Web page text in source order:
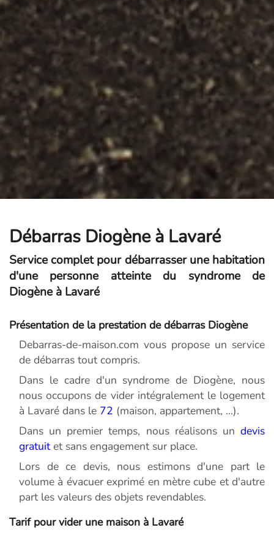
Débarras Diogène à Lavaré
Service complet pour débarrasser une habitation
d'une personne atteinte du syndrome de
Diogène à Lavaré
Présentation de la prestation de débarras Diogène
Debarras-de-maison.com vous propose un service
de débarras tout compris.
Dans le cadre d'un syndrome de Diogène, nous
nous occupons de vider intégralement le logement
à Lavaré dans le 72 (maison, appartement, ...).
Dans un premier temps, nous réalisons un devis
gratuitet sans engagement sur place.
Lors de ce devis, nous estimons d'une part le
volume à évacuer exprimé en mètre cube et d'autre
part les valeurs des objets revendables.
Tarif pour vider une maison à Lavaré